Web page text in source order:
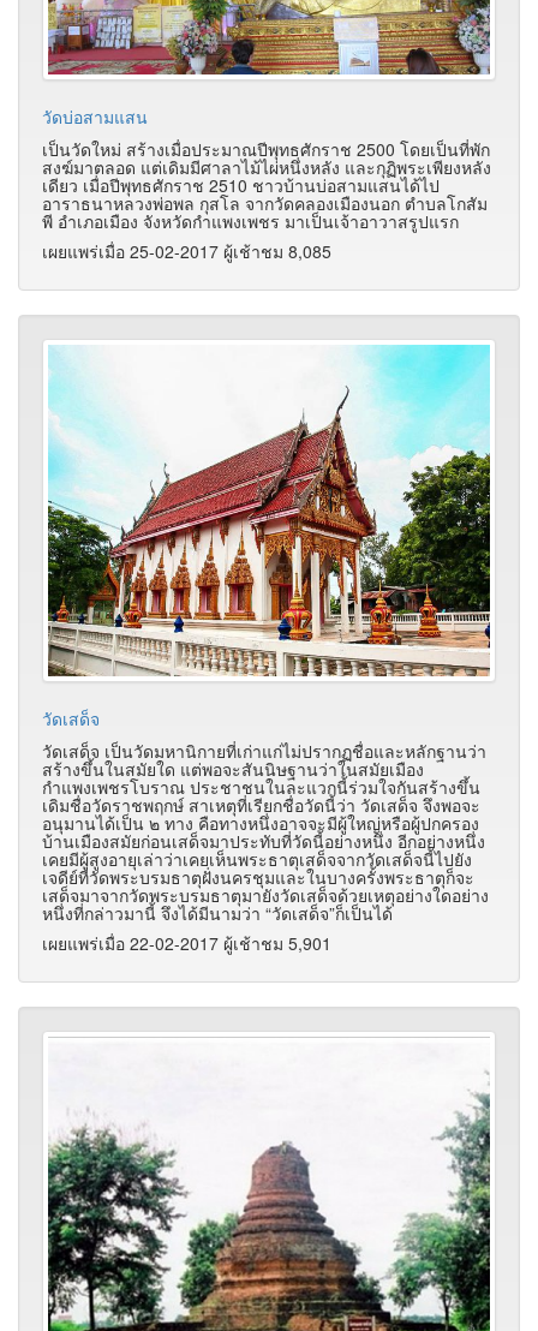
วัดบ่อสามแสน
เป็นวัดใหม่ สร้างเมื่อประมาณปีพุทธศักราช 2500 โดยเป็นที่พัก
สงฆ์มาตลอด แต่เดิมมีศาลาไม้ไผ่หนึ่งหลัง และกุฏิพระเพียงหลัง
เดียว เมื่อปีพุทธศักราช 2510 ชาวบ้านบ่อสามแสนได้ไป
อาราธนาหลวงพ่อพล กุสโล จากวัดคลองเมืองนอก ตำบลโกสัม
พี อำเภอเมือง จังหวัดกำแพงเพชร มาเป็นเจ้าอาวาสรูปแรก
เผยแพร่เมื่อ 25-02-2017 ผู้เช้าชม 8,085
วัดเสด็จ
วัดเสด็จ เป็นวัดมหานิกายที่เก่าแก่ไม่ปรากฏชื่อและหลักฐานว่า
สร้างขึ้นในสมัยใด แต่พอจะสันนิษฐานว่าในสมัยเมือง
กำแพงเพชรโบราณ ประชาชนในละแวกนี้ร่วมใจกันสร้างขึ้น
เดิมชื่อวัดราชพฤกษ์ สาเหตุที่เรียกชื่อวัดนี้ว่า วัดเสด็จ จึงพอจะ
อนุมานได้เป็น ๒ ทาง คือทางหนึ่งอาจจะมีผู้ใหญ่หรือผู้ปกครอง
บ้านเมืองสมัยก่อนเสด็จมาประทับที่วัดนี้อย่างหนึ่ง อีกอย่างหนึ่ง
เคยมีผู้สูงอายุเล่าว่าเคยเห็นพระธาตุเสด็จจากวัดเสด็จนี้ไปยัง
เจดีย์ที่วัดพระบรมธาตุฝั่งนครชุมและในบางครั้งพระธาตุก็จะ
เสด็จมาจากวัดพระบรมธาตุมายังวัดเสด็จด้วยเหตุอย่างใดอย่าง
หนึ่งที่กล่าวมานี้ จึงได้มีนามว่า “วัดเสด็จ”ก็เป็นได้
เผยแพร่เมื่อ 22-02-2017 ผู้เช้าชม 5,901